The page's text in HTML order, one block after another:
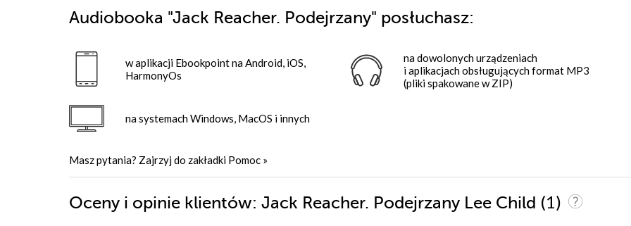
Audiobooka "Jack Reacher. Podejrzany" posłuchasz:
w aplikacji Ebookpoint na Android, iOS,
HarmonyOs
na systemach Windows, MacOS i innych
na dowolonych urządzeniach
i aplikacjach obsługujących format MP3
(pliki spakowane w ZIP)
Masz pytania? Zajrzyj do zakładki Pomoc »
Oceny i opinie klientów: Jack Reacher. Podejrzany Lee Child (1)